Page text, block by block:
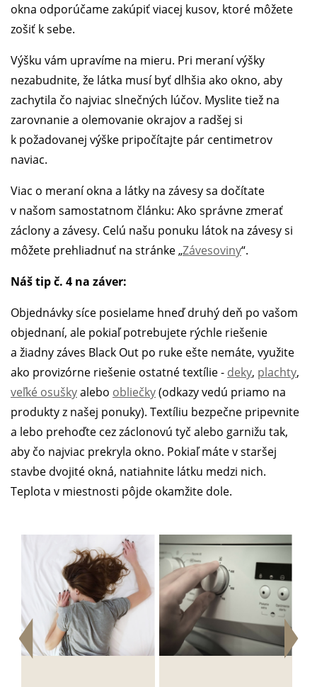
okna odporúčame zakúpiť viacej kusov, ktoré môžete
zošiť k sebe.
Výšku vám upravíme na mieru. Pri meraní výšky
nezabudnite, že látka musí byť dlhšia ako okno, aby
zachytila čo najviac slnečných lúčov. Myslite tiež na
zarovnanie a olemovanie okrajov a radšej si
k požadovanej výške pripočítajte pár centimetrov
naviac.
Viac o meraní okna a látky na závesy sa dočítate
v našom samostatnom článku: Ako správne zmerať
záclony a závesy. Celú našu ponuku látok na závesy si
môžete prehliadnuť na stránke „Závesoviny“.
Náš tip č. 4 na záver:
Objednávky síce posielame hneď druhý deň po vašom
objednaní, ale pokiaľ potrebujete rýchle riešenie
a žiadny záves Black Out po ruke ešte nemáte, využite
ako provizórne riešenie ostatné textílie - deky, plachty,
veľké osuškyalebo obliečky(odkazy vedú priamo na
produkty z našej ponuky). Textíliu bezpečne pripevnite
a lebo prehoďte cez záclonovú tyč alebo garnižu tak,
aby čo najviac prekryla okno. Pokiaľ máte v staršej
stavbe dvojité okná, natiahnite látku medzi nich.
Teplota v miestnosti pôjde okamžite dole.